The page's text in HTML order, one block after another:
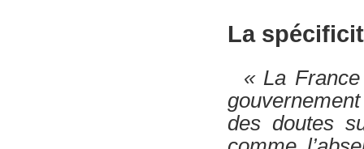
La
« La
des doutes